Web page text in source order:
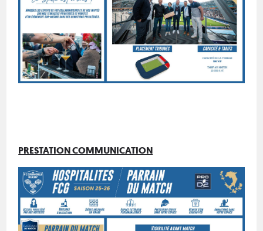
PRESTATION COMMUNICATION